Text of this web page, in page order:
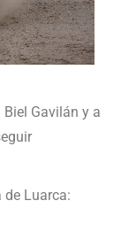
Gavilán y a
de Luarca: